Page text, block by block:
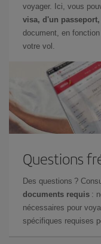
voyager. Ici, vous
visa, d'un
document, en
votre vol.
Questions
Des questions ?
documents requis :
nécessaires pour
spécifiques requises